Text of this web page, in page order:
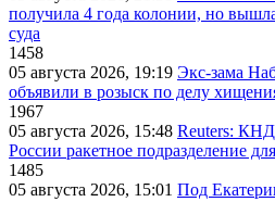
получила 4 года колонии, но
суда
1458
05 августа 2026, 19:19 Экс-зама
объявили в розыск по делу
1967
05 августа 2026, 15:48 Reuters:
России ракетное подразделение
1485
05 августа 2026, 15:01 Под